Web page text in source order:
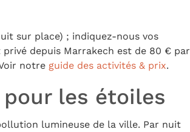
sur place) ; indiquez-nous vos
depuis Marrakech est de 80 € par
notre guide des activités & prix.
pour les étoiles
lumineuse de la ville. Par nuit